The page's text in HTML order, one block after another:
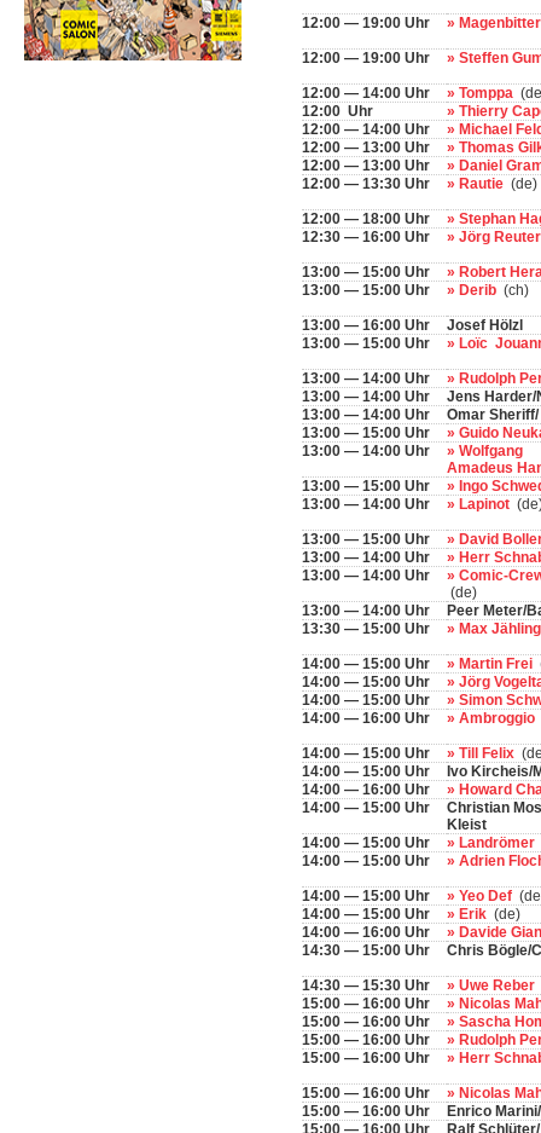
12:00 — 19:00 Uhr »
12:00 — 19:00 Uhr » Steffen
12:00 — 14:00 Uhr » Tomppa
12:00 Uhr
» Thierry
12:00 — 14:00 Uhr
» Michael
12:00 — 13:00 Uhr
» Thomas
12:00 — 13:00 Uhr
» Daniel
12:00 — 13:30 Uhr
» Rautie (de)
12:00 — 18:00 Uhr
» Stephan
12:30 — 16:00 Uhr
» Jörg
13:00 — 15:00 Uhr
» Robert
13:00 — 15:00 Uhr
» Derib (ch)
13:00 — 16:00 Uhr
Josef Hölzl
13:00 — 15:00 Uhr
» Loïc
13:00 — 14:00 Uhr
» Rudolph
13:00 — 14:00 Uhr
Jens Harder/
13:00 — 14:00 Uhr
Omar
13:00 — 15:00 Uhr
» Guido
13:00 — 14:00 Uhr
» Wolfgang
Amadeus
13:00 — 15:00 Uhr
» Ingo
13:00 — 14:00 Uhr
» Lapinot
13:00 — 15:00 Uhr
» David
13:00 — 14:00 Uhr
» Herr
13:00 — 14:00 Uhr
» Comic-
(de)
13:00 — 14:00 Uhr
Peer Meter/
13:30 — 15:00 Uhr
» Max
14:00 — 15:00 Uhr » Martin Frei
14:00 — 15:00 Uhr
» Jörg
14:00 — 15:00 Uhr
» Simon
14:00 — 16:00 Uhr
» Ambroggio
14:00 — 15:00 Uhr » Till Felix
14:00 — 15:00 Uhr
Ivo Kircheis/
14:00 — 16:00 Uhr
» Howard
14:00 — 15:00 Uhr
Christian
Kleist
14:00 — 15:00 Uhr
» Landrömer
14:00 — 15:00 Uhr
» Adrien
14:00 — 15:00 Uhr » Yeo Def
14:00 — 15:00 Uhr
» Erik (de)
14:00 — 16:00 Uhr
» Davide
14:30 — 15:00 Uhr
Chris Bögle/
14:30 — 15:30 Uhr » Uwe Reber
15:00 — 16:00 Uhr
» Nicolas
15:00 — 16:00 Uhr
» Sascha
15:00 — 16:00 Uhr
» Rudolph
15:00 — 16:00 Uhr
» Herr
15:00 — 16:00 Uhr
» Nicolas
15:00 — 16:00 Uhr
Enrico
15:00 — 16:00 Uhr
Ralf